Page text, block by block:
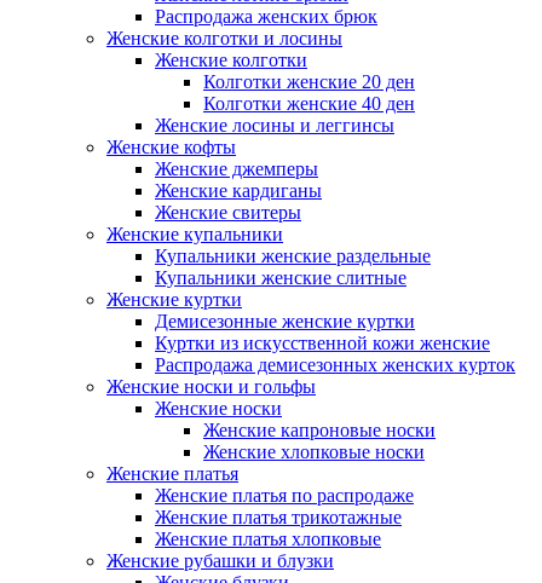
Распродажа женских брюк
Женские колготки и лосины
Женские колготки
Колготки женские 20 ден
Колготки женские 40 ден
Женские лосины и леггинсы
Женские кофты
Женские джемперы
Женские кардиганы
Женские свитеры
Женские купальники
Купальники женские раздельные
Купальники женские слитные
Женские куртки
Демисезонные женские куртки
Куртки из искусственной кожи женские
Распродажа демисезонных женских курток
Женские носки и гольфы
Женские носки
Женские капроновые носки
Женские хлопковые носки
Женские платья
Женские платья по распродаже
Женские платья трикотажные
Женские платья хлопковые
Женские рубашки и блузки